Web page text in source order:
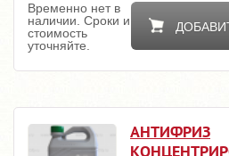
Временно нет в
наличии. Сроки и
стоимость
уточняйте.
АНТИФРИЗ